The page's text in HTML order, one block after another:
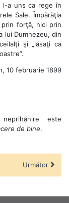
l-a uns ca rege în
Sale. Împărăţia
forţă, nici prin
lui Dumnezeu, din
şi „lăsaţi ca
, 10 februarie 1899
este
de bine.
Următor